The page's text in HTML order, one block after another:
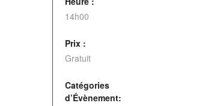
14h00
Prix :
Gratuit
Catégories
d’Évènement: